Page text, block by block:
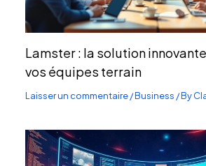
Lamster : la solution
vos équipes terrain
Laisser un commentaire/Business / By